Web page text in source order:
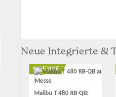
Neue Integrierte &
9. Juli 2026
Malibu T 480 RB-QB: